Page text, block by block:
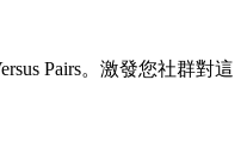
Pairs。激發您社群對這